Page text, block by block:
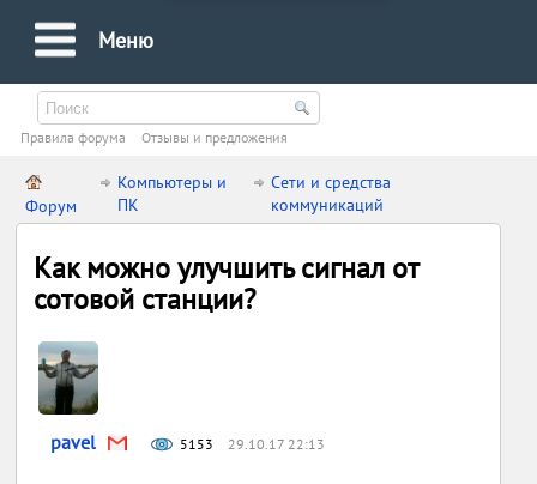
Меню
Правила форума Oтзывы и предложения
Форум
Компьютеры и
ПК
Сети и средства
коммуникаций
Как можно улучшить сигнал от
сотовой станции?
pavel 5153 29.10.17 22:13